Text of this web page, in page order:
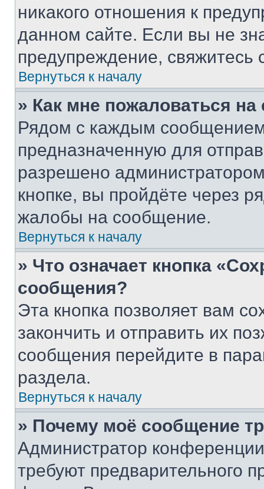
никакого отношения к
данном сайте. Если вы не
предупреждение,
Вернуться к началу
» Как мне пожаловаться
Рядом с каждым сообщением
предназначенную для
разрешено
кнопке, вы пройдёте через
жалобы на сообщение.
Вернуться к началу
» Что означает кнопка
сообщения?
Эта кнопка позволяет вам
закончить и отправить их
сообщения перейдите в
раздела.
Вернуться к началу
» Почему моё сообщение
Администратор
требуют предварительного